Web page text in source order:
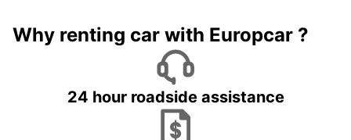
Why renting car with Europcar ?
24 hour roadside assistance